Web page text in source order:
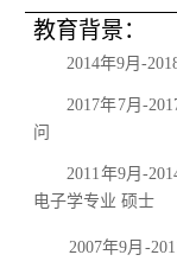
教育背景：
2014年9月-
2017年7月-
问
2011 年9月-
电子学专业 硕士
2007年9月 -